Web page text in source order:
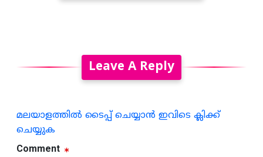
Leave A Reply
മലയാളത്തില്‍ ടൈപ്പ് ചെയ്യാന്‍ ഇവിടെ ക്ലിക്ക്
ചെയ്യുക
Comment